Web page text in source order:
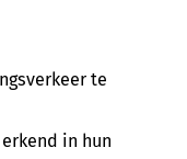
te
in hun